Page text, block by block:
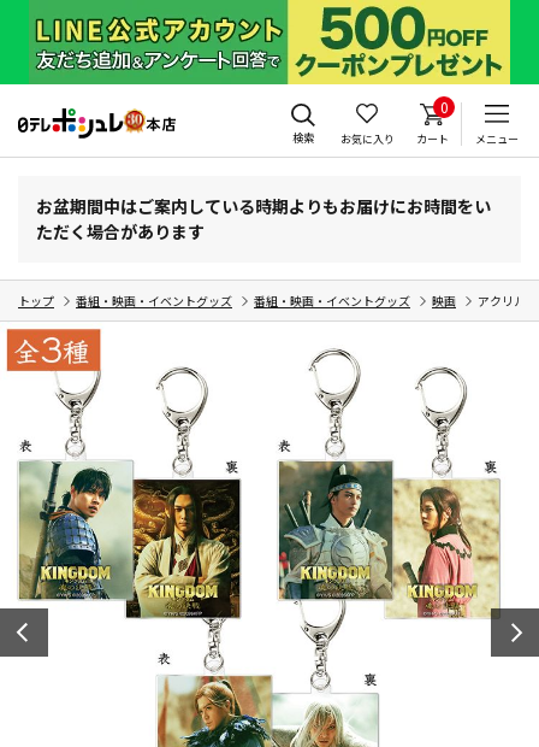
検索 お気に入り
0
カート メニュー
お盆期間中はご案内している時期よりもお届けにお時間をい
ただく場合があります
トップ 番組・映画・イベントグッズ 番組・映画・イベントグッズ 映画 アクリル